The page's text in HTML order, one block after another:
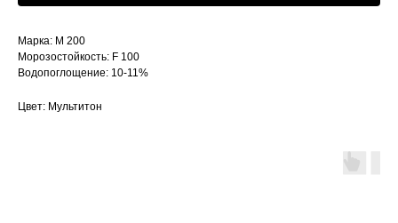
Марка: М 200
Морозостойкость: F 100
Водопоглощение: 10-11%
Цвет: Мультитон